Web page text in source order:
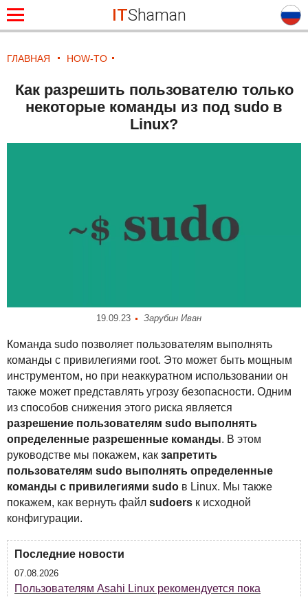
ITShaman
ГЛАВНАЯ HOW-TO
Как разрешить пользователю только
некоторые команды из под sudo в
Linux?
19.09.23 Зарубин Иван
Команда sudo позволяет пользователям выполнять
команды с привилегиями root. Это может быть мощным
инструментом, но при неаккуратном использовании он
также может представлять угрозу безопасности. Одним
из способов снижения этого риска является
разрешение пользователям sudo выполнять
определенные разрешенные команды. В этом
руководстве мы покажем, как запретить
пользователям sudo выполнять определенные
команды с привилегиями sudo в Linux. Мы также
покажем, как вернуть файл sudoers к исходной
конфигурации.
Последние новости
07.08.2026
Пользователям Asahi Linux рекомендуется пока